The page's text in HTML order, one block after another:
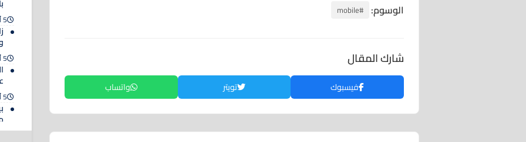
الوسوم: #mobile
شارك المقال
فيسبوك تويتر واتساب
5 أغسطس 2026
5 أغسطس 2026
5 أغسطس 2026